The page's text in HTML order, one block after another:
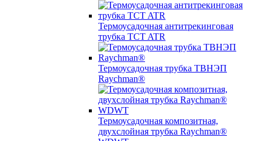
Термоусадочная антитрекинговая
трубка TCT ATR
Термоусадочная трубка ТВНЭП
Raychman®
Термоусадочная композитная,
двухслойная трубка Raychman®